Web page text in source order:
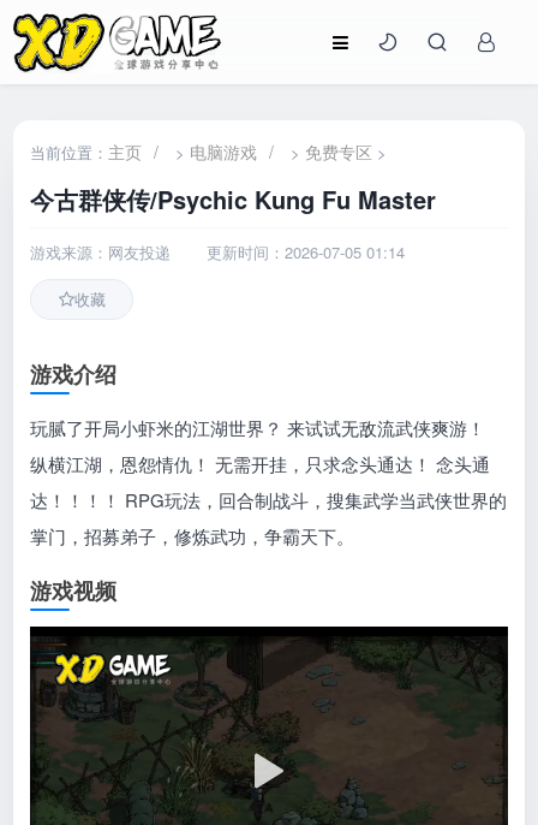
当前位置： 主页 / > 电脑游戏 / > 免费专区 >
今古群侠传/Psychic Kung Fu Master
游戏来源：网友投递 更新时间：2026-07-05 01:14
收藏
游戏介绍
玩腻了开局小虾米的江湖世界？ 来试试无敌流武侠爽游！
纵横江湖，恩怨情仇！ 无需开挂，只求念头通达！ 念头通
达！！！！ RPG玩法，回合制战斗，搜集武学当武侠世界的
掌门，招募弟子，修炼武功，争霸天下。
游戏视频